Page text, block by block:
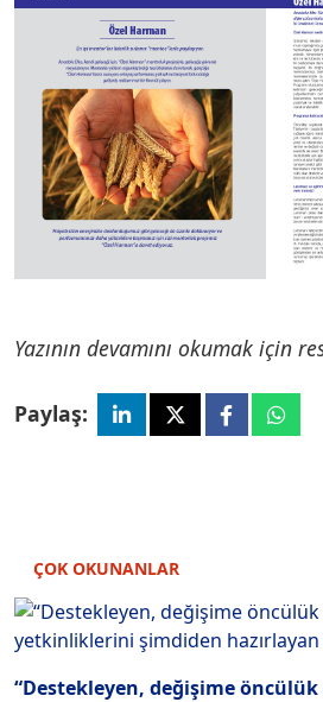
Yazının devamını okumak için
Paylaş:
ÇOK OKUNANLAR
“Destekleyen, değişime öncülük